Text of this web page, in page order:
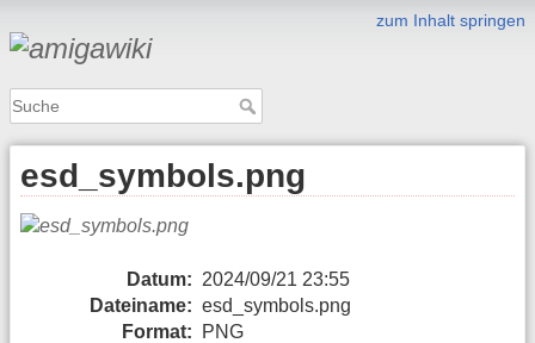
zum Inhalt springen
esd_symbols.png
Datum: 2024/09/21 23:55
Dateiname: esd_symbols.png
Format:
PNG